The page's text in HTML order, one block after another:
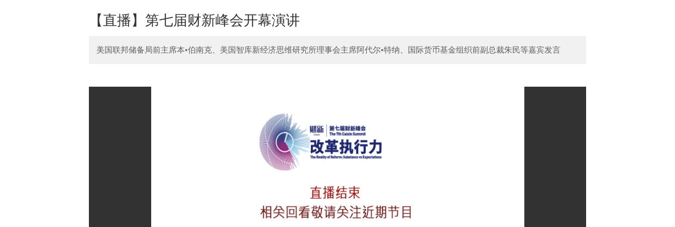
【直播】第七届财新峰会开幕演讲
美国联邦储备局前主席本•伯南克、美国智库新经济思维研究所理事会主席阿代尔•特纳、国际货币基金组织前副总裁朱民等嘉宾发言